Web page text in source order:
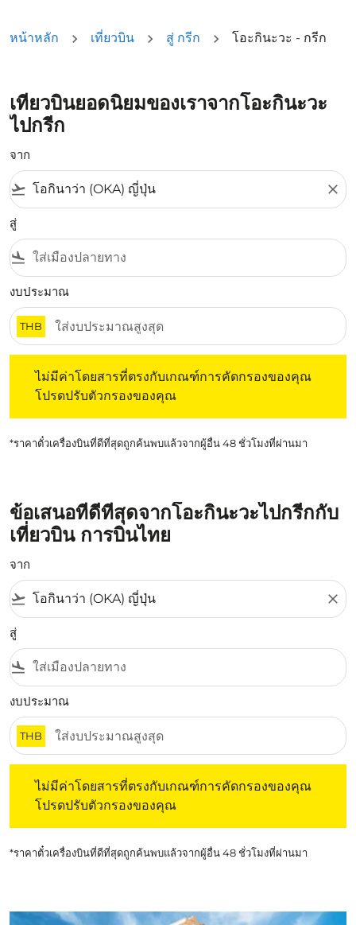
หน้าหลัก เที่ยวบิน สู่ กรีก โอะกินะวะ - กรีก
เที่ยวบินยอดนิยมของเราจากโอะกินะวะ
ไปกรีก
จาก
flight_takeoff close
สู่
flight_land
งบประมาณ
THB
ไม่มีค่าโดยสารที่ตรงกับเกณฑ์การคัดกรองของคุณ
โปรดปรับตัวกรองของคุณ
*ราคาตั๋วเครื่องบินที่ดีที่สุดถูกค้นพบแล้วจากผู้อื่น 48 ชั่วโมงที่ผ่านมา
ข้อเสนอที่ดีที่สุดจากโอะกินะวะไปกรีกกับ
เที่ยวบิน การบินไทย
จาก
flight_takeoff close
สู่
flight_land
งบประมาณ
THB
ไม่มีค่าโดยสารที่ตรงกับเกณฑ์การคัดกรองของคุณ
โปรดปรับตัวกรองของคุณ
*ราคาตั๋วเครื่องบินที่ดีที่สุดถูกค้นพบแล้วจากผู้อื่น 48 ชั่วโมงที่ผ่านมา